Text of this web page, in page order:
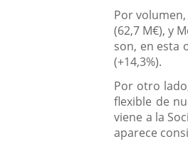
Por
(62,7 M€), y
son, en esta
(+14,3%).
Por otro
flexible de
viene a la
aparece